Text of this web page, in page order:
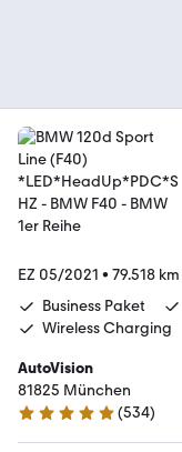
EZ 05/2021 • 79.518 km
Business Paket
Wireless Charging
AutoVision
81825 München
4.9 Sterne
(534)